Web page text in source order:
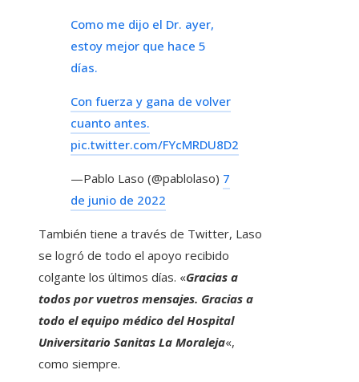
Como me dijo el Dr. ayer,
estoy mejor que hace 5
días.
Con fuerza y ​​gana de volver
cuanto antes.
pic.twitter.com/FYcMRDU8D2
—Pablo Laso (@pablolaso) 7
de junio de 2022
También tiene a través de Twitter, Laso
se logró de todo el apoyo recibido
colgante los últimos días. «Gracias a
todos por vuetros mensajes. Gracias a
todo el equipo médico del Hospital
Universitario Sanitas La Moraleja«,
como siempre.